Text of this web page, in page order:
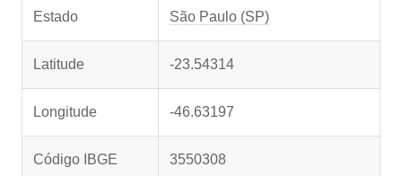
Estado São Paulo (SP)
Latitude -23.54314
Longitude -46.63197
Código IBGE
3550308